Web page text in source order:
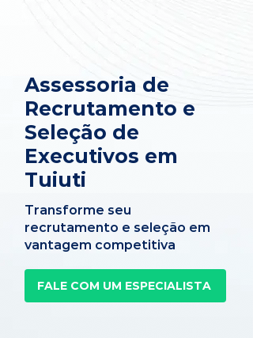
Assessoria de
Recrutamento e
Seleção de
Executivos em
Tuiuti
Transforme seu
recrutamento e seleção em
vantagem competitiva
FALE COM UM ESPECIALISTA